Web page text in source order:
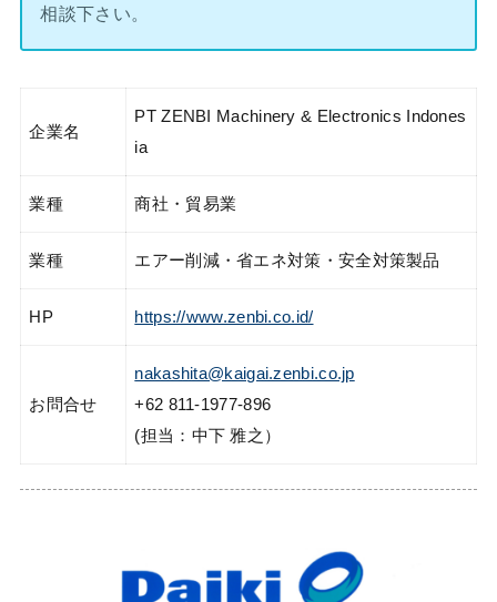
相談下さい。
企業名
PT ZENBI Machinery & Electronics Indones
ia
業種 商社・貿易業
業種 エアー削減・省エネ対策・安全対策製品
HP https://www.zenbi.co.id/
お問合せ
nakashita@kaigai.zenbi.co.jp
+62 811-1977-896
(担当：中下 雅之）